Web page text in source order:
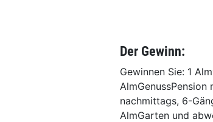
Der Gewinn:
Gewinnen Sie: 1
nachmittags, 6-
AlmGarten und